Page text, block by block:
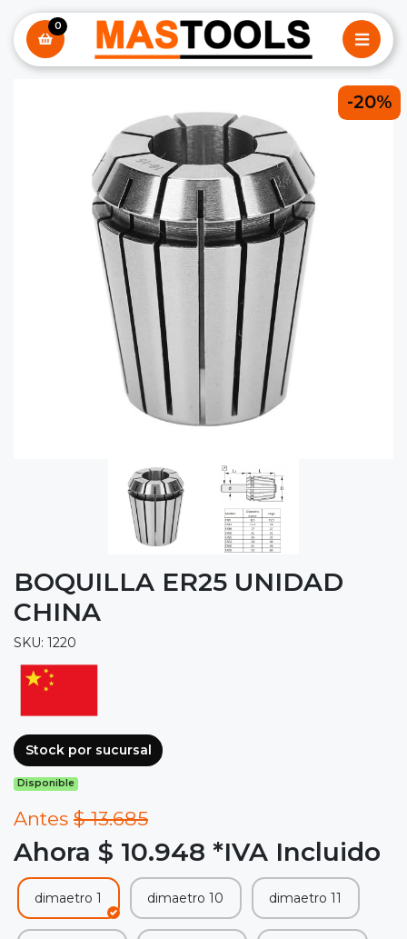
0
-20%
BOQUILLA ER25 UNIDAD
CHINA
SKU: 1220
Stock por sucursal
Disponible
Antes $ 13.685
Ahora $ 10.948 *IVA Incluido
dimaetro 1 dimaetro 10 dimaetro 11